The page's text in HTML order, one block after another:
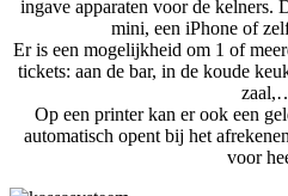
ingave apparaten voor de kelners.
mini, een iPhone of
Er is een mogelijkheid om 1 of
tickets: aan de bar, in de koude
Op een printer kan er ook een
automatisch opent bij het
voor